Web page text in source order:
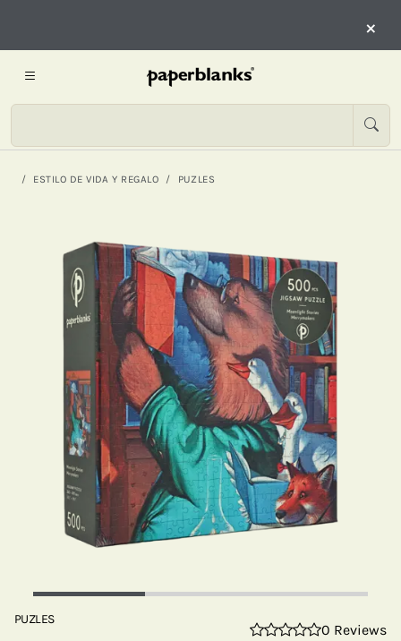
×
ESTILO DE VIDA Y REGALO PUZLES
PUZLES
0 Reviews